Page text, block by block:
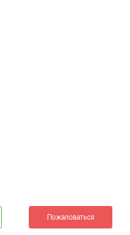
Пожаловаться